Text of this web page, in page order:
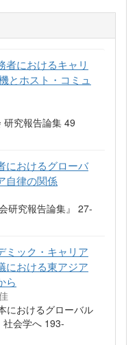
者におけるキャリ
とホスト・コミュ
研究報告論集 49
におけるグローバ
自律の関係
研究報告論集』 27-
ミック・キャリア
おける東アジア
ら
におけるグローバル
社会学へ 193-